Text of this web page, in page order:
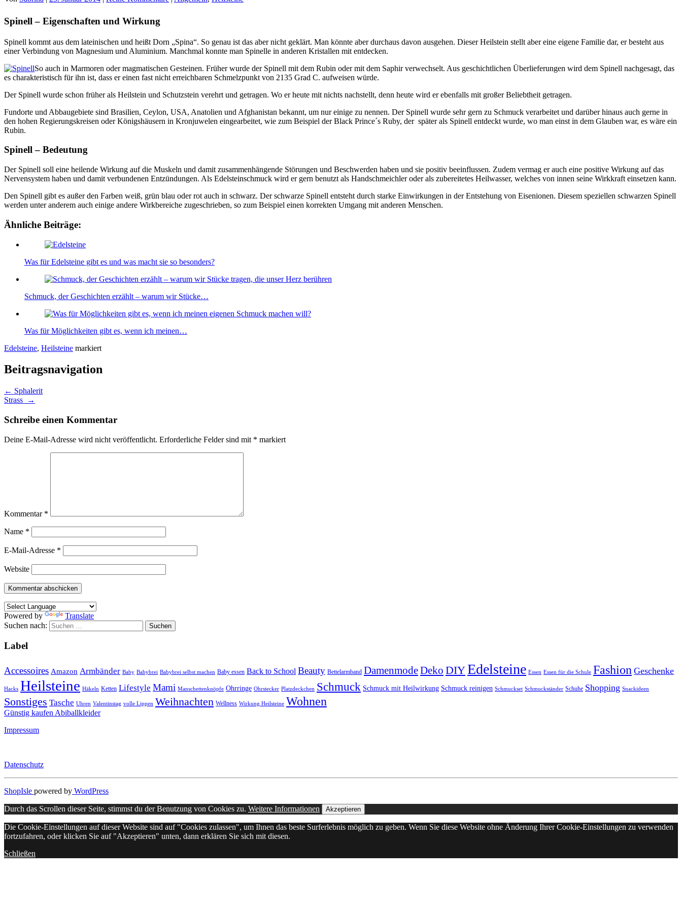
Spinell – Eigenschaften und Wirkung
Spinell kommt aus dem lateinischen und heißt Dorn „Spina“. So genau ist das aber nicht geklärt. Man könnte aber durchaus davon ausgehen. Dieser Heilstein stellt aber eine eigene Familie dar, er besteht aus
einer Verbindung von Magnesium und Aluminium. Manchmal konnte man Spinelle in anderen Kristallen mit entdecken.
So auch in Marmoren oder magmatischen Gesteinen. Früher wurde der Spinell mit dem Rubin oder mit dem Saphir verwechselt. Aus geschichtlichen Überlieferungen wird dem Spinell nachgesagt, das
es charakteristisch für ihn ist, dass er einen fast nicht erreichbaren Schmelzpunkt von 2135 Grad C. aufweisen würde.
Der Spinell wurde schon früher als Heilstein und Schutzstein verehrt und getragen. Wo er heute mit nichts nachstellt, denn heute wird er ebenfalls mit großer Beliebtheit getragen.
Fundorte und Abbaugebiete sind Brasilien, Ceylon, USA, Anatolien und Afghanistan bekannt, um nur einige zu nennen. Der Spinell wurde sehr gern zu Schmuck verarbeitet und darüber hinaus auch gerne in
den hohen Regierungskreisen oder Königshäusern in Kronjuwelen eingearbeitet, wie zum Beispiel der Black Prince´s Ruby, der später als Spinell entdeckt wurde, wo man einst in dem Glauben war, es wäre ein
Rubin.
Spinell – Bedeutung
Der Spinell soll eine heilende Wirkung auf die Muskeln und damit zusammenhängende Störungen und Beschwerden haben und sie positiv beeinflussen. Zudem vermag er auch eine positive Wirkung auf das
Nervensystem haben und damit verbundenen Entzündungen. Als Edelsteinschmuck wird er gern benutzt als Handschmeichler oder als zubereitetes Heilwasser, welches von innen seine Wirkkraft einsetzen kann.
Den Spinell gibt es außer den Farben weiß, grün blau oder rot auch in schwarz. Der schwarze Spinell entsteht durch starke Einwirkungen in der Entstehung von Eisenionen. Diesem speziellen schwarzen Spinell
werden unter anderem auch einige andere Wirkbereiche zugeschrieben, so zum Beispiel einen korrekten Umgang mit anderen Menschen.
Ähnliche Beiträge:
Was für Edelsteine gibt es und was macht sie so besonders?
Schmuck, der Geschichten erzählt – warum wir Stücke…
Was für Möglichkeiten gibt es, wenn ich meinen…
Edelsteine, Heilsteine markiert
Beitragsnavigation
← Sphalerit
Strass
→
Schreibe einen Kommentar
Deine E-Mail-Adresse wird nicht veröffentlicht. Erforderliche Felder sind mit * markiert
Kommentar *
Name *
E-Mail-Adresse *
Website
Powered by
Translate
Suchen nach:
Label
Accessoires Amazon Armbänder Baby Babybrei Babybrei selbst machen Baby essen Back to School Beauty Bettelarmband DamenmodeDeko DIYEdelsteine Essen Essen für die Schule Fashion Geschenke
Hacks Heilsteine Häkeln Ketten Lifestyle Mami Manschettenknöpfe Ohrringe Ohrstecker Platzdeckchen Schmuck Schmuck mit Heilwirkung Schmuck reinigen Schmuckset Schmuckständer Schuhe Shopping Snackideen
Sonstiges Tasche Uhren Valentinstag volle Lippen Weihnachten Wellness Wirkung Heilsteine Wohnen
Günstig kaufen Abiballkleider
Impressum
Datenschutz
ShopIsle powered by WordPress
Durch das Scrollen dieser Seite, stimmst du der Benutzung von Cookies zu. Weitere Informationen Akzeptieren
Die Cookie-Einstellungen auf dieser Website sind auf "Cookies zulassen", um Ihnen das beste Surferlebnis möglich zu geben. Wenn Sie diese Website ohne Änderung Ihrer Cookie-Einstellungen zu verwenden
fortzufahren, oder klicken Sie auf "Akzeptieren" unten, dann erklären Sie sich mit diesen.
Schließen